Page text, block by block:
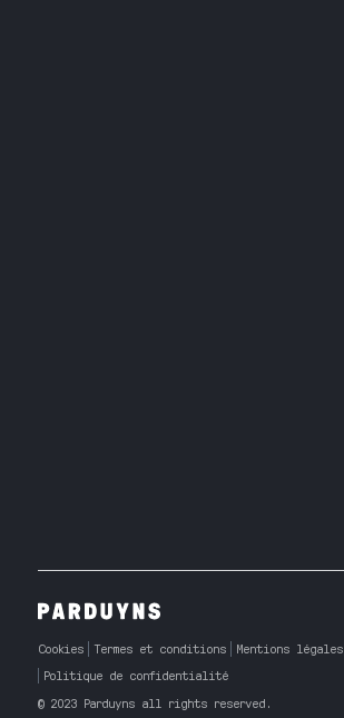
Cookies Termes et conditions
Mentions légales
Politique de confidentialité
© 2023 Parduyns all rights reserved.